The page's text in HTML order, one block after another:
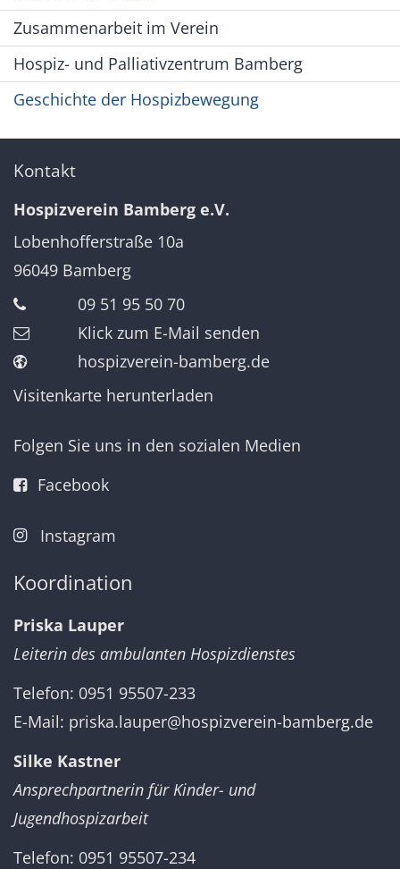
Zusammenarbeit im Verein
Hospiz- und Palliativzentrum Bamberg
Geschichte der Hospizbewegung
Kontakt
Hospizverein Bamberg e.V.
Lobenhofferstraße 10a
96049 Bamberg
09 51 95 50 70
Klick zum E-Mail senden
hospizverein-bamberg.de
Visitenkarte herunterladen
Folgen Sie uns in den sozialen Medien
Facebook
Instagram
Koordination
Priska Lauper
Leiterin des ambulanten Hospizdienstes
Telefon: 0951 95507-233
E-Mail: priska.lauper@hospizverein-bamberg.de
Silke Kastner
Ansprechpartnerin für Kinder- und
Jugendhospizarbeit
Telefon: 0951 95507-234